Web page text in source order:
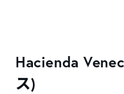
Hacienda
ス)